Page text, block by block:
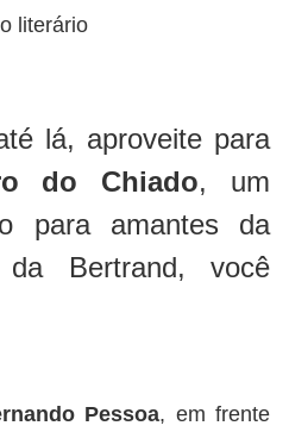
literário
lá, aproveite para
do Chiado, um
para amantes da
Bertrand, você
Pessoa, em frente